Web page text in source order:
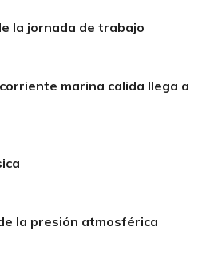
la jornada de trabajo
marina calida llega a
la presión atmosférica